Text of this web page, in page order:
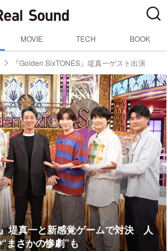
MOVIE TECH BOOK
『Golden SixTONES』堤真一ゲスト出演
堤真一と新感覚ゲームで対決 人
まさかの惨劇”も